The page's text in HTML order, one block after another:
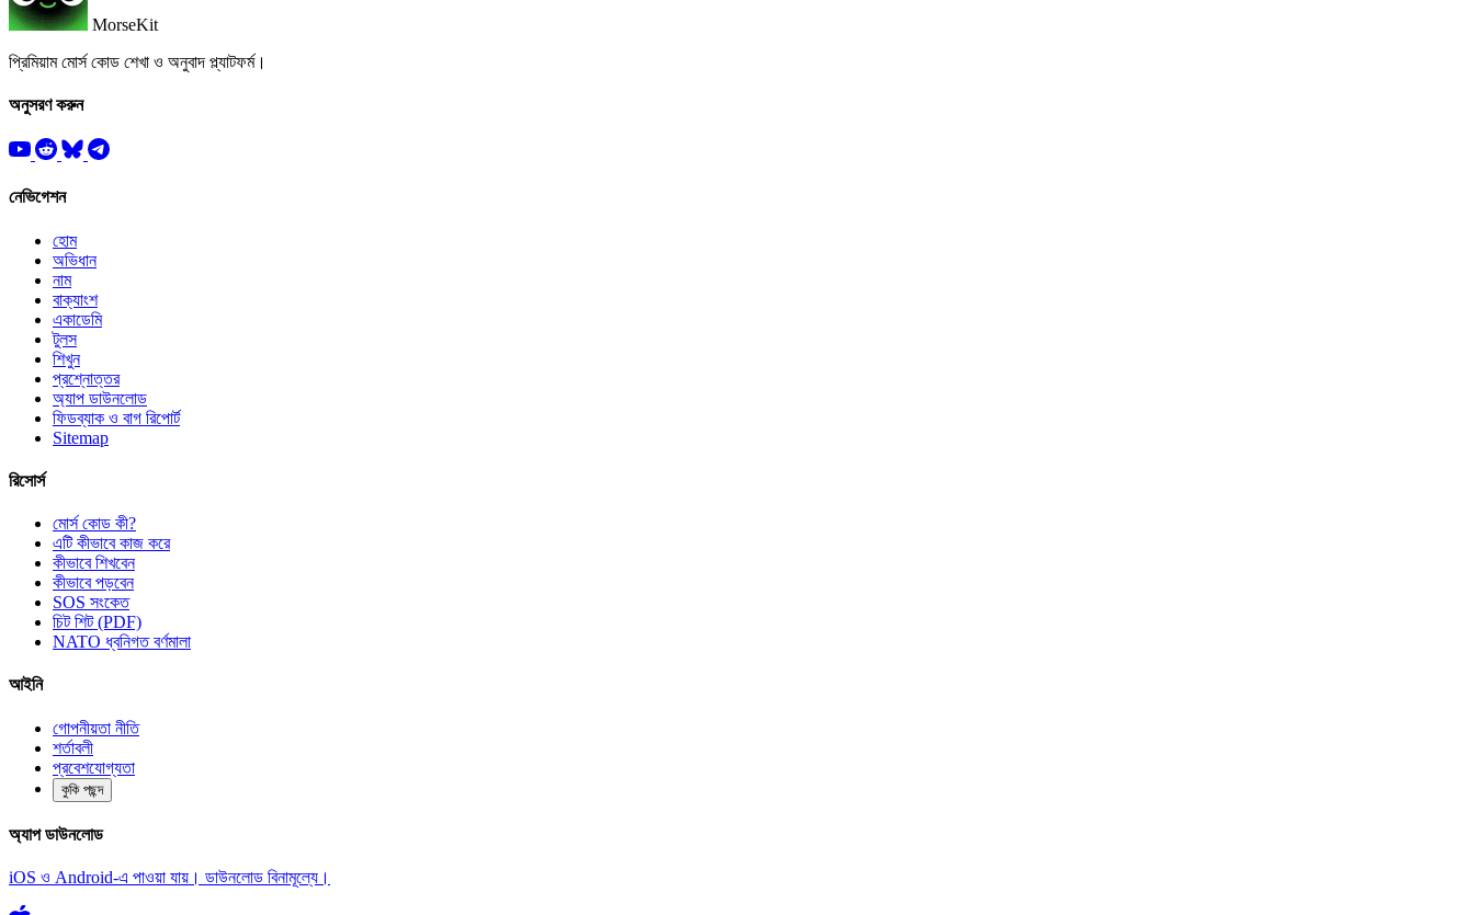
MorseKit
প্রিমিয়াম মোর্স কোড শেখা ও অনুবাদ প্ল্যাটফর্ম।
অনুসরণ করুন
নেভিগেশন
হোম
অভিধান
নাম
বাক্যাংশ
একাডেমি
টুলস
শিখুন
প্রশ্নোত্তর
অ্যাপ ডাউনলোড
ফিডব্যাক ও বাগ রিপোর্ট
Sitemap
রিসোর্স
মোর্স কোড কী?
এটি কীভাবে কাজ করে
কীভাবে শিখবেন
কীভাবে পড়বেন
SOS সংকেত
চিট শিট (PDF)
NATO ধ্বনিগত বর্ণমালা
আইনি
গোপনীয়তা নীতি
শর্তাবলী
প্রবেশযোগ্যতা
কুকি পছন্দ
অ্যাপ ডাউনলোড
iOS ও Android-এ পাওয়া যায়। ডাউনলোড বিনামূল্যে।